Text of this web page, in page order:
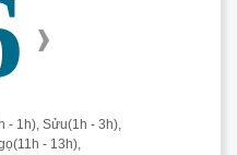
›
- 1h), Sửu(1h - 3h),
- 13h),